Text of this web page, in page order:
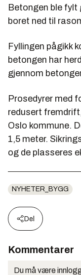
Betongen ble fylt
boret ned til
Fyllingen pågikk
betongen har
gjennom
Prosedyrer med
redusert
Oslo kommune.
1,5 meter.
og de plasseres
NYHETER_BYGG
Del
Kommentarer
Du må være